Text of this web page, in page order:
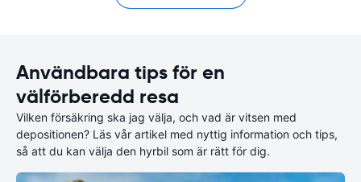
Användbara tips för en
välförberedd resa
Vilken försäkring ska jag välja, och vad är vitsen med
depositionen? Läs vår artikel med nyttig information och tips,
så att du kan välja den hyrbil som är rätt för dig.